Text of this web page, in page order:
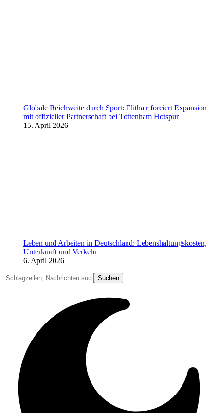
Globale Reichweite durch Sport: Elithair forciert Expansion
mit offizieller Partnerschaft bei Tottenham Hotspur
15. April 2026
Leben und Arbeiten in Deutschland: Lebenshaltungskosten,
Unterkunft und Verkehr
6. April 2026